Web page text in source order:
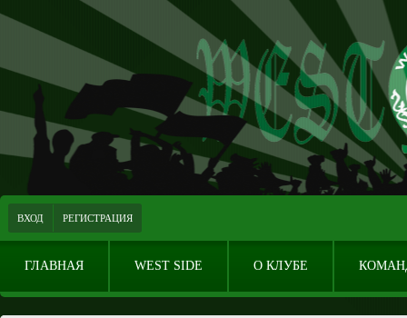
ВХОД РЕГИСТРАЦИЯ
ГЛАВНАЯ WEST SIDE О КЛУБЕ